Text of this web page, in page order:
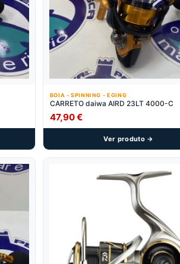
BOIA - SPINNING - EGING
CARRETO daiwa AIRD 23LT 4000-C
47,90€
Ver produto →